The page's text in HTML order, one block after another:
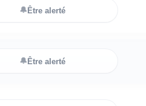
🔔Être alerté
🔔Être alerté